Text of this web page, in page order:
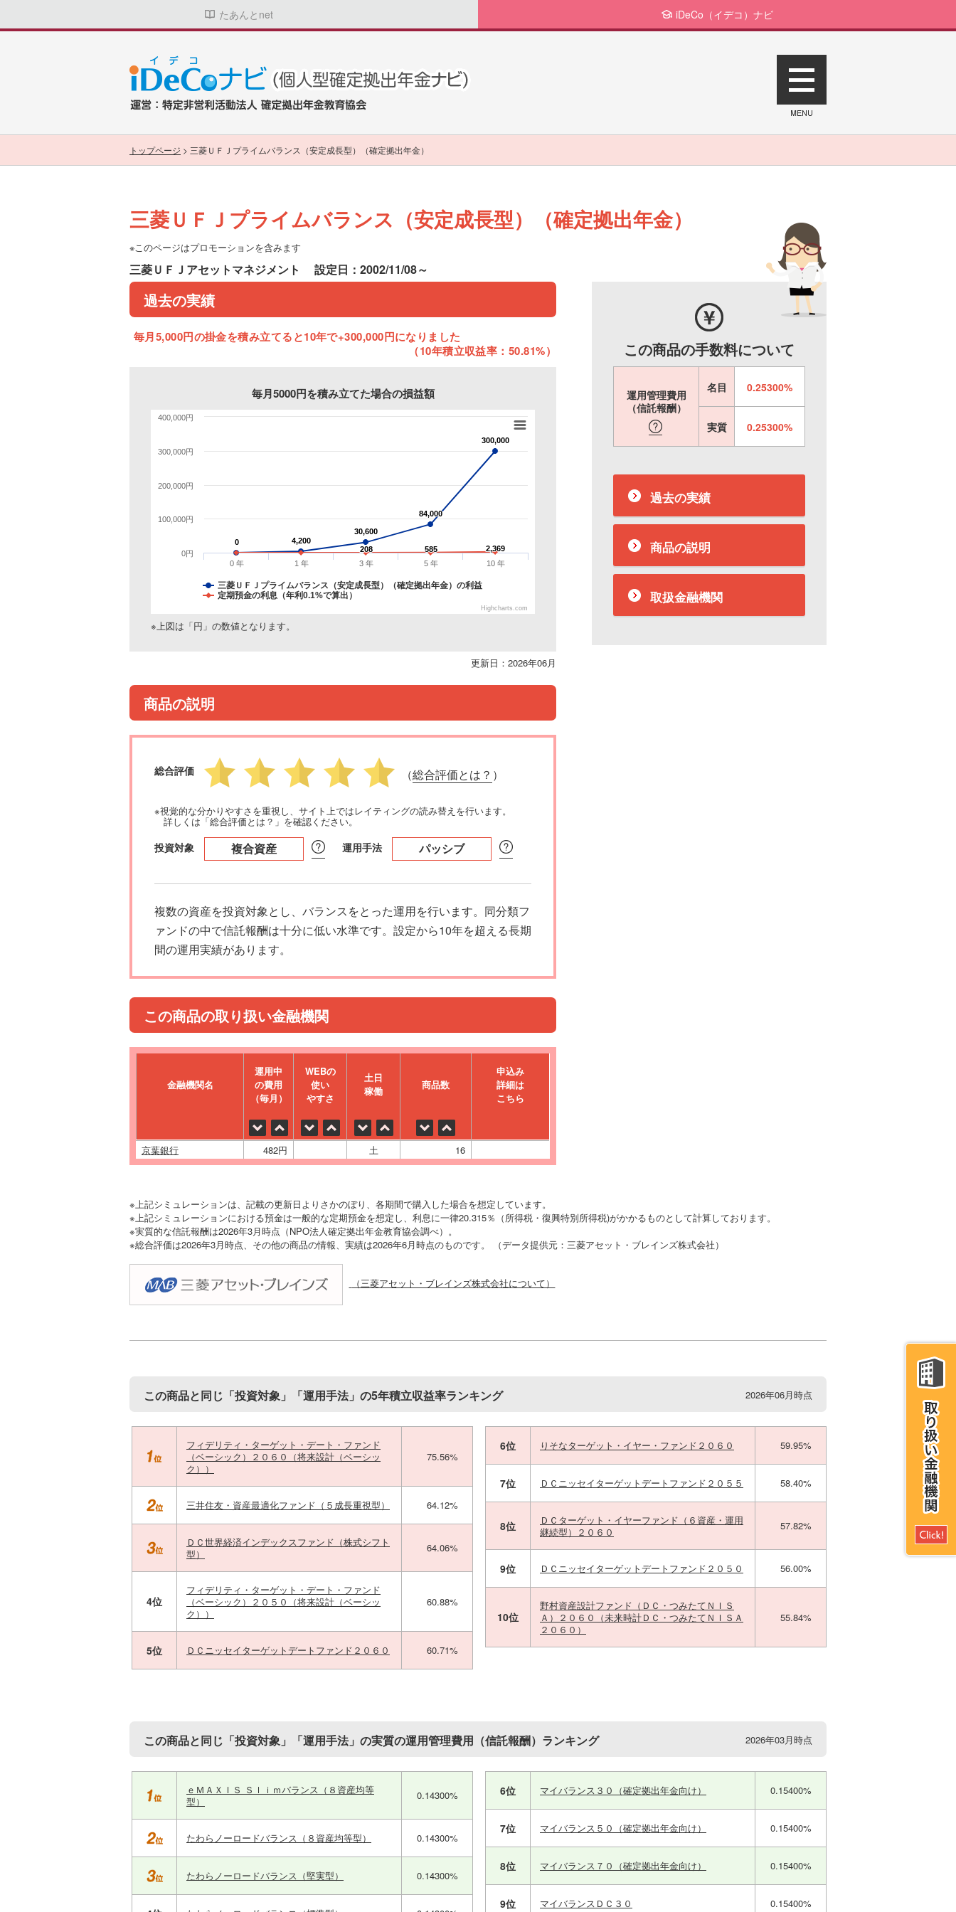
たあんとnet iDeCo（イデコ）ナビ
トップページ > 三菱ＵＦＪプライムバランス（安定成長型）（確定拠出年金）
三菱ＵＦＪプライムバランス（安定成長型）（確定拠出年金）
※このページはプロモーションを含みます
三菱ＵＦＪアセットマネジメント 設定日：2002/11/08～
過去の実績
毎月5,000円の掛金を積み立てると10年で+300,000円になりました
（10年積立収益率：50.81%）
毎月5000円を積み立てた場合の損益額
0
0 4,200
4,200
30,600
30,600
84,000
84,000
300,000
300,000
208
208 585
585 2,369
2,369
三菱ＵＦＪプライムバランス（安定成長型）（確定拠出年金）の利益
定期預金の利息（年利0.1%で算出）
0 年 1 年 3 年 5 年 10 年
0円
100,000円
200,000円
300,000円
400,000円
Highcharts.com
※上図は「円」の数値となります。
更新日：2026年06月
商品の説明
総合評価 （総合評価とは？ ）
※視覚的な分かりやすさを重視し、サイト上ではレイティングの読み替えを行います。
詳しくは「総合評価とは？」を確認ください。
投資対象 複合資産 運用手法 パッシブ
複数の資産を投資対象とし、バランスをとった運用を行います。同分類フ
ァンドの中で信託報酬は十分に低い水準です。設定から10年を超える長期
間の運用実績があります。
この商品の取り扱い金融機関
金融機関名
運⽤中
の費⽤
（毎⽉）
WEBの
使い
やすさ
⼟⽇
稼働
商品数
申込み
詳細は
こちら
京葉銀行 482円 土 16
この商品の手数料について
運用管理費用
（信託報酬）
名目 0.25300%
実質 0.25300%
過去の実績
商品の説明
取扱金融機関
※上記シミュレーションは、記載の更新日よりさかのぼり、各期間で購入した場合を想定しています。
※上記シミュレーションにおける預金は一般的な定期預金を想定し、利息に一律20.315％（所得税・復興特別所得税)がかかるものとして計算しております。
※実質的な信託報酬は2026年3月時点（NPO法人確定拠出年金教育協会調べ）。
※総合評価は2026年3月時点、その他の商品の情報、実績は2026年6月時点のものです。 （データ提供元：三菱アセット・ブレインズ株式会社）
（三菱アセット・ブレインズ株式会社について）
この商品と同じ「投資対象」「運用手法」の5年積立収益率ランキング 2026年06月時点
フィデリティ・ターゲット・デート・ファンド
（ベーシック）２０６０（将来設計（ベーシッ
ク））
75.56%
三井住友・資産最適化ファンド（５成長重視型） 64.12%
ＤＣ世界経済インデックスファンド（株式シフト
型）
64.06%
4位
フィデリティ・ターゲット・デート・ファンド
（ベーシック）２０５０（将来設計（ベーシッ
ク））
60.88%
5位 ＤＣニッセイターゲットデートファンド２０６０ 60.71%
6位 りそなターゲット・イヤー・ファンド２０６０ 59.95%
7位 ＤＣニッセイターゲットデートファンド２０５５ 58.40%
8位
ＤＣターゲット・イヤーファンド（６資産・運用
継続型）２０６０
57.82%
9位 ＤＣニッセイターゲットデートファンド２０５０ 56.00%
10位
野村資産設計ファンド（ＤＣ・つみたてＮＩＳ
Ａ）２０６０（未来時計ＤＣ・つみたてＮＩＳＡ
２０６０）
55.84%
この商品と同じ「投資対象」「運用手法」の実質の運用管理費用（信託報酬）ランキング 2026年03月時点
ｅＭＡＸＩＳ Ｓｌｉｍバランス（８資産均等
型）
0.14300%
たわらノーロードバランス（８資産均等型） 0.14300%
たわらノーロードバランス（堅実型） 0.14300%
6位 マイバランス３０（確定拠出年金向け） 0.15400%
7位 マイバランス５０（確定拠出年金向け） 0.15400%
8位 マイバランス７０（確定拠出年金向け） 0.15400%
9位 マイバランスＤＣ３０ 0.15400%